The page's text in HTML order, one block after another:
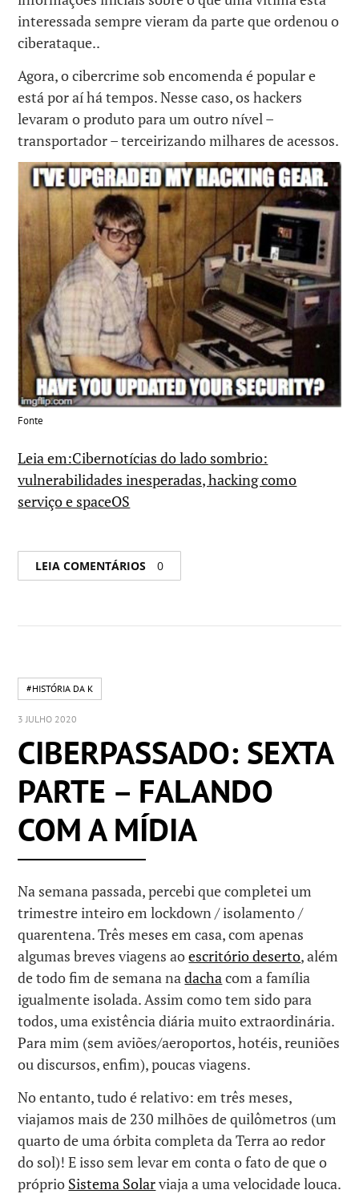
interessada sempre vieram da parte que ordenou o
ciberataque..
Agora, o cibercrime sob encomenda é popular e
está por aí há tempos. Nesse caso, os hackers
levaram o produto para um outro nível –
transportador – terceirizando milhares de acessos.
Fonte
Leia em:Cibernotícias do lado sombrio:
vulnerabilidades inesperadas, hacking como
serviço e spaceOS
LEIA COMENTÁRIOS 0
#HISTÓRIA DA K
3 JULHO 2020
CIBERPASSADO: SEXTA
PARTE – FALANDO
COM A MÍDIA
Na semana passada, percebi que completei um
trimestre inteiro em lockdown / isolamento /
quarentena. Três meses em casa, com apenas
algumas breves viagens aoescritório deserto, além
de todo fim de semana nadachacom a família
igualmente isolada. Assim como tem sido para
todos, uma existência diária muito extraordinária.
Para mim (sem aviões/aeroportos, hotéis, reuniões
ou discursos, enfim), poucas viagens.
No entanto, tudo é relativo: em três meses,
viajamos mais de 230 milhões de quilômetros (um
quarto de uma órbita completa da Terra ao redor
do sol)! E isso sem levar em conta o fato de que o
próprio Sistema Solarviaja a uma velocidade louca.